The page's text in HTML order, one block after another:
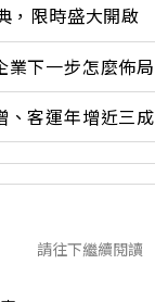
，限時盛大開啟
業下一步怎麼佈局
、客運年增近三成
請往下繼續閱讀